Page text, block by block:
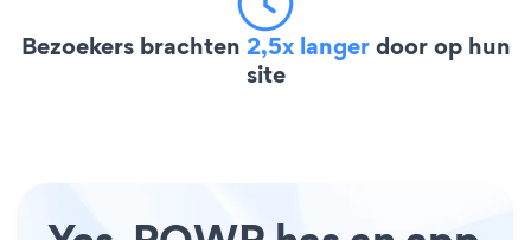
Bezoekers brachten 2,5x langerdoor op hun
site